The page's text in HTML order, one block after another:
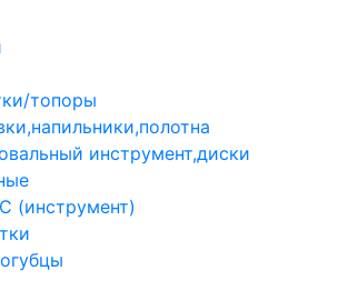
топоры
инструмент,диски
(инструмент)